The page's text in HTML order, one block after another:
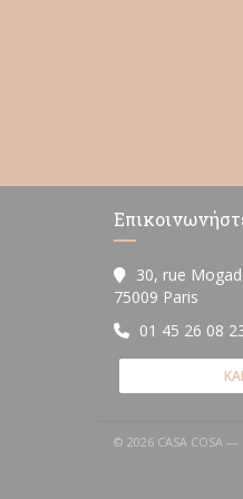
30, rue
75009 Paris
01 45 26 08
© 2026 CASA COSA